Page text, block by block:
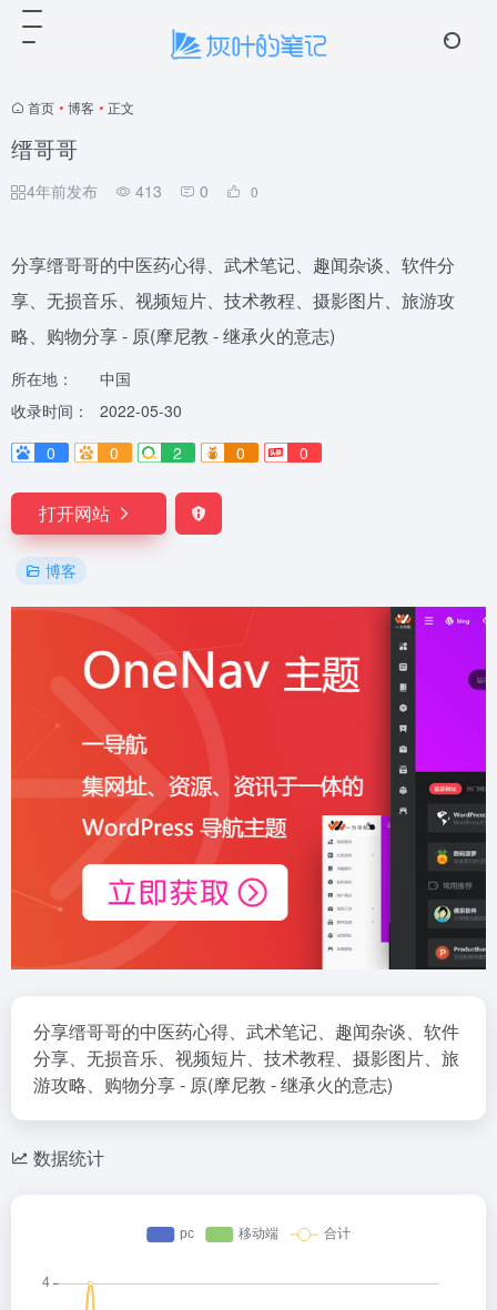
首页 • 博客 • 正文
缙哥哥
4年前发布 413 0 0
分享缙哥哥的中医药心得、武术笔记、趣闻杂谈、软件分
享、无损音乐、视频短片、技术教程、摄影图片、旅游攻
略、购物分享 - 原(摩尼教 - 继承火的意志)
所在地：
中国
收录时间：
2022-05-30
0
0 2 0 0
打开网站
博客
分享缙哥哥的中医药心得、武术笔记、趣闻杂谈、软件
分享、无损音乐、视频短片、技术教程、摄影图片、旅
游攻略、购物分享 - 原(摩尼教 - 继承火的意志)
数据统计